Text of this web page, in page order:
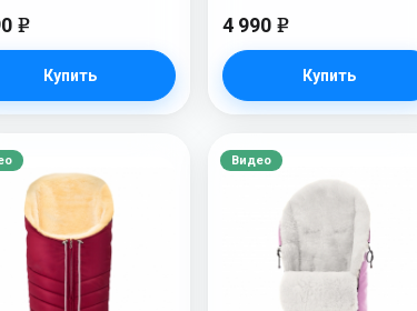
e
Купить
4 990 e
Купить
Видео